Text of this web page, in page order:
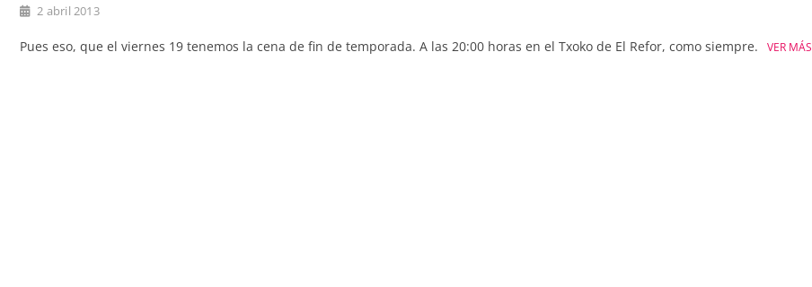
2 abril 2013
Pues eso, que el viernes 19 tenemos la cena de fin de temporada. A las 20:00 horas en el Txoko de El Refor, como siempre. VER MÁS